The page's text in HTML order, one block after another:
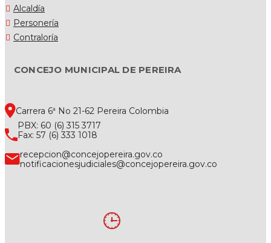
Alcaldía
Personería
Contraloría
CONCEJO MUNICIPAL DE PEREIRA
Carrera 6ª No 21-62 Pereira Colombia
PBX: 60 (6) 315 3717
Fax: 57 (6) 333 1018
recepcion@concejopereira.gov.co
notificacionesjudiciales@concejopereira.gov.co